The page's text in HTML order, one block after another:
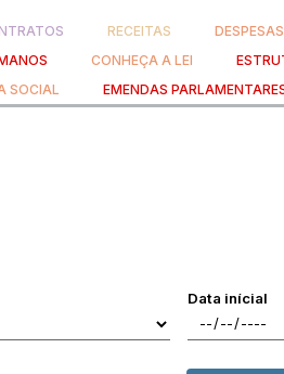
RECEITAS DESPESAS
CONHEÇA A LEI
SOCIAL EMENDAS
Data inícial